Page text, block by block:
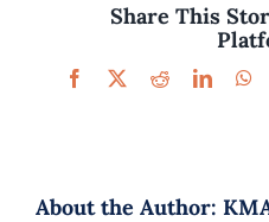
Share This
Facebook
X RedditLinkedIn
About the Author: